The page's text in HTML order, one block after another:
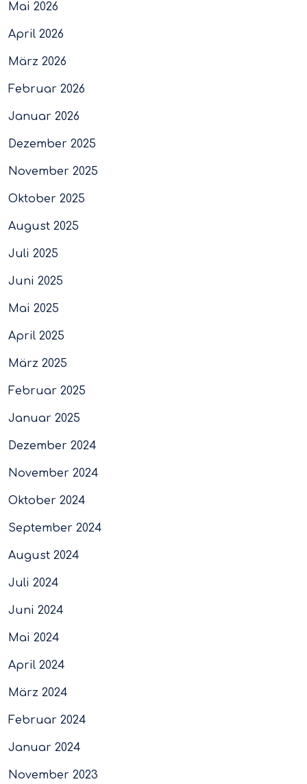
Mai 2026
April 2026
März 2026
Februar 2026
Januar 2026
Dezember 2025
November 2025
Oktober 2025
August 2025
Juli 2025
Juni 2025
Mai 2025
April 2025
März 2025
Februar 2025
Januar 2025
Dezember 2024
November 2024
Oktober 2024
September 2024
August 2024
Juli 2024
Juni 2024
Mai 2024
April 2024
März 2024
Februar 2024
Januar 2024
November 2023